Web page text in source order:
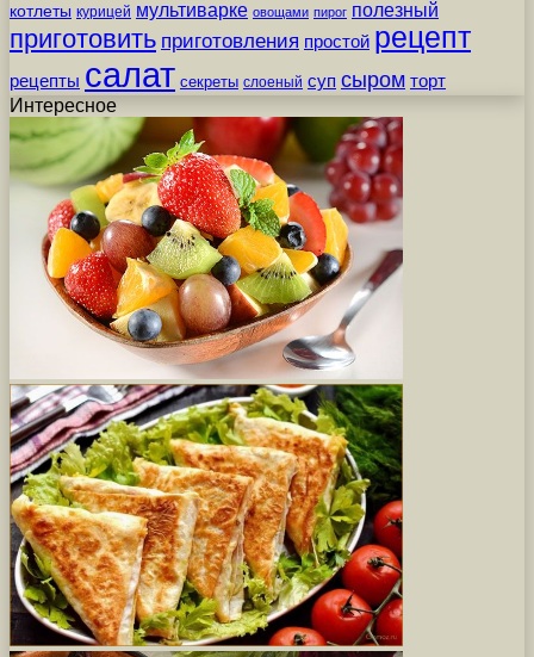
котлеты курицей мультиварке овощами пирог полезный
приготовить приготовления простой рецепт
рецепты салат секреты слоеный суп сыром торт
Интересное